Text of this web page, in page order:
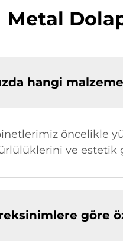
Metal
hangi
öncelikle
ve estetik
göre